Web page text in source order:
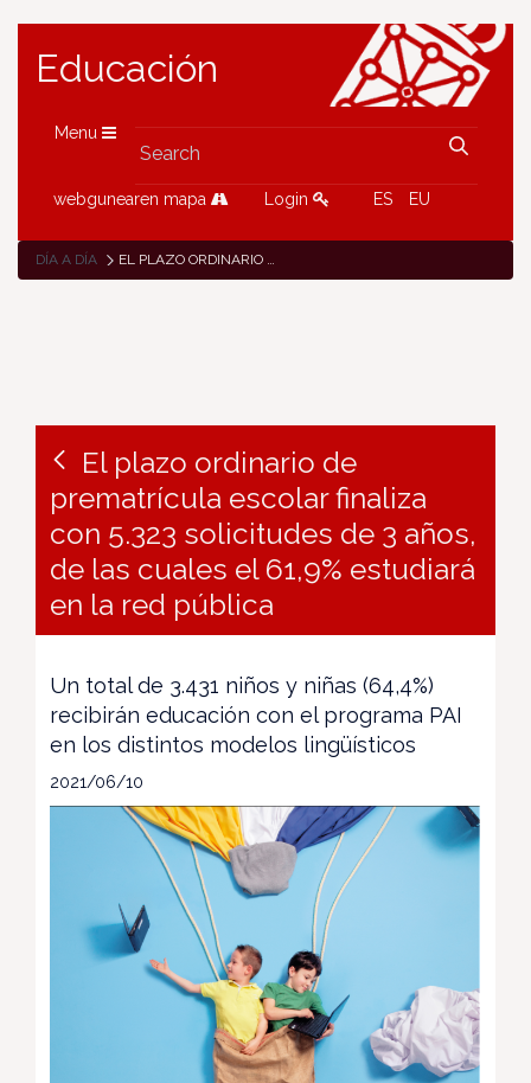
Educación
Menu
webgunearen mapa Login ES EU
DÍA A DÍA EL PLAZO ORDINARIO DE PREMATRÍCULA ESCOLAR FINALIZA CON 5.323 SOLICITUDES DE 3 AÑOS, DE LAS CUALES EL 61,9% ESTUDIARÁ EN LA RED PÚBLICA
El plazo ordinario de
prematrícula escolar finaliza
con 5.323 solicitudes de 3 años,
de las cuales el 61,9% estudiará
en la red pública
Un total de 3.431 niños y niñas (64,4%)
recibirán educación con el programa PAI
en los distintos modelos lingüísticos
2021/06/10